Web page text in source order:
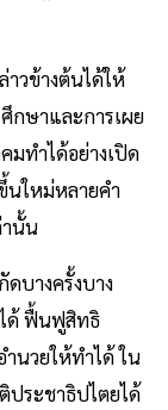
าวข้างต้นได้ให้
กษาและการเผย
มทำได้อย่างเปิด
นใหม่หลายคำ
านั้น
บางครั้งบาง
ด้ ฟื้นฟูสิทธิ
นวยให้ทำได้ ใน
ประชาธิปไตยได้